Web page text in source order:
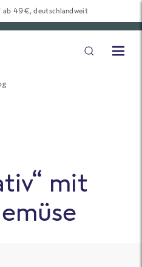
ab 49€, deutschlandweit
mit